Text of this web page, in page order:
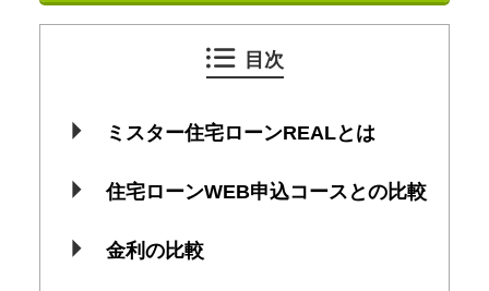
目次
ミスター住宅ローンREALとは
住宅ローンWEB申込コースとの比較
金利の比較